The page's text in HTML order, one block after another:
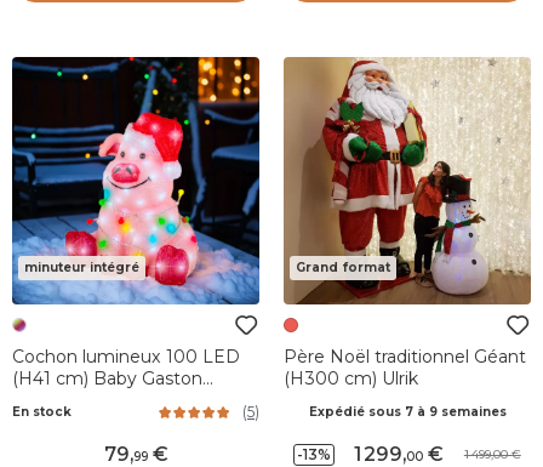
minuteur intégré
Cochon lumineux 100 LED
(H41 cm) Baby Gaston
En stock (5)
79,99
Grand format
Père Noël traditionnel Géant
(H300 cm) Ulrik
Expédié sous 7 à 9 semaines
-13% 1 299,00 1 499,00